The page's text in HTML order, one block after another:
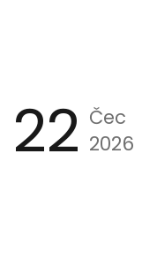
22 Čec
2026